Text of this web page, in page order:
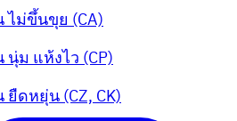
ไม่ขึ้นขุย (CA)
นุ่ม แห้งไว (CP)
ยืดหยุ่น (CZ, CK)